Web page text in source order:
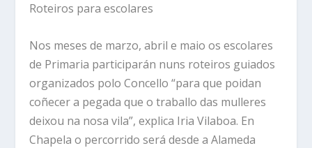
Roteiros para escolares
Nos meses de marzo, abril e maio os escolares
de Primaria participarán nuns roteiros guiados
organizados polo Concello “para que poidan
coñecer a pegada que o traballo das mulleres
deixou na nosa vila”, explica Iria Vilaboa. En
Chapela o percorrido será desde a Alameda